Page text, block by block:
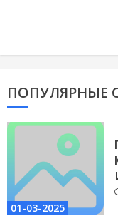
ПОПУЛЯРНЫЕ
01-03-2025